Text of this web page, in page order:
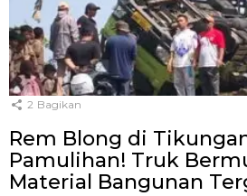
2 Bagikan
Rem Blong di
Pamulihan! Truk
Material Bangunan